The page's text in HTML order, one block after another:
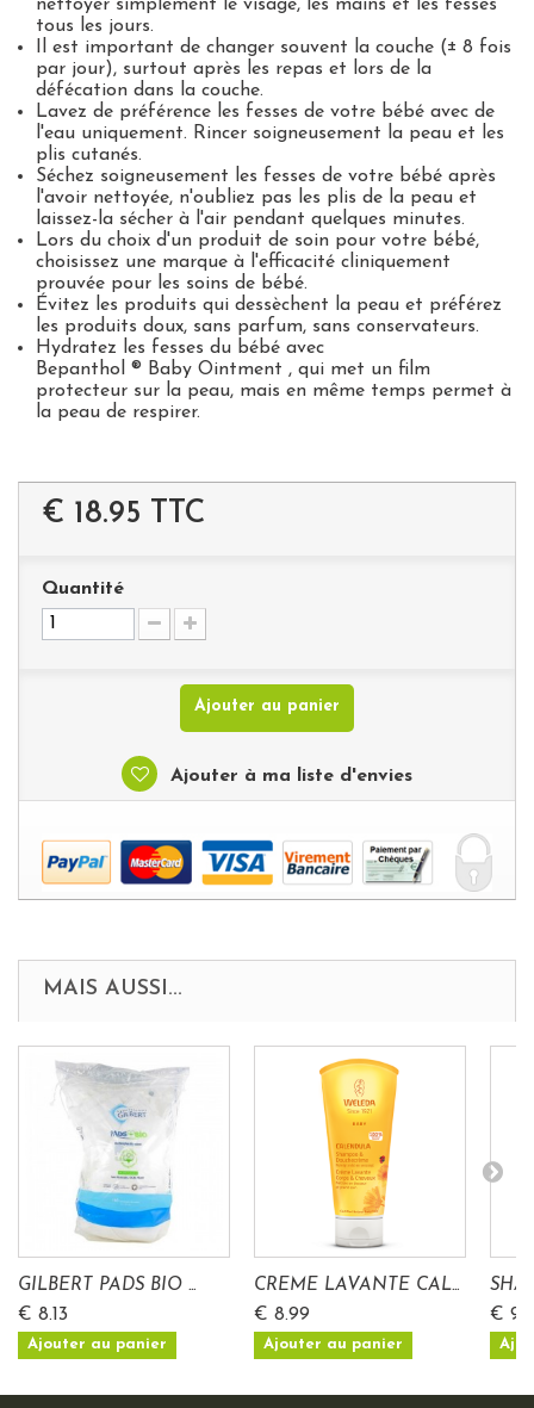
nettoyer simplement le visage, les mains et les fesses
tous les jours.
Il est important de changer souvent la couche (± 8 fois
par jour), surtout après les repas et lors de la
défécation dans la couche.
Lavez de préférence les fesses de votre bébé avec de
l'eau uniquement. Rincer soigneusement la peau et les
plis cutanés.
Séchez soigneusement les fesses de votre bébé après
l'avoir nettoyée, n'oubliez pas les plis de la peau et
laissez-la sécher à l'air pendant quelques minutes.
Lors du choix d'un produit de soin pour votre bébé,
choisissez une marque à l'efficacité cliniquement
prouvée pour les soins de bébé.
Évitez les produits qui dessèchent la peau et préférez
les produits doux, sans parfum, sans conservateurs.
Hydratez les fesses du bébé avec
Bepanthol ® Baby Ointment , qui met un film
protecteur sur la peau, mais en même temps permet à
la peau de respirer.
€ 18.95 TTC
Quantité
Ajouter au panier
Ajouter à ma liste d'envies
MAIS AUSSI...
GILBERT PADS BIO ...
€ 8.13
Ajouter au panier
CREME LAVANTE CAL...
€ 8.99
Ajouter au panier
€